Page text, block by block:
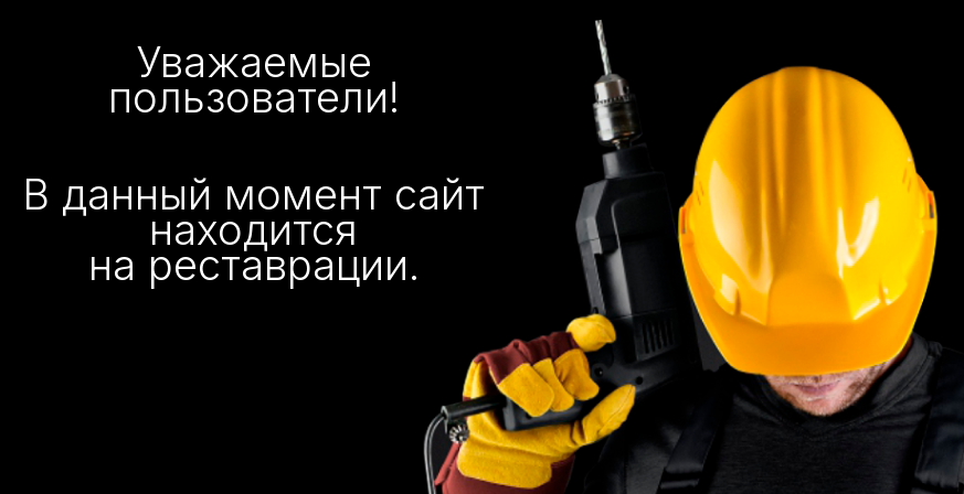
Уважаемые
пользователи!
В данный момент сайт
находится
на реставрации.